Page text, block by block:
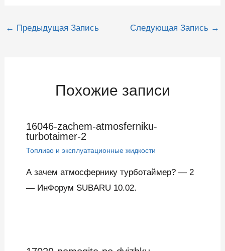
Навигация
← Предыдущая Запись Следующая Запись →
Похожие записи
16046-zachem-atmosferniku-
turbotaimer-2
Топливо и эксплуатационные жидкости
А зачем атмосфернику турботаймер? — 2
— ИнФорум SUBARU 10.02.